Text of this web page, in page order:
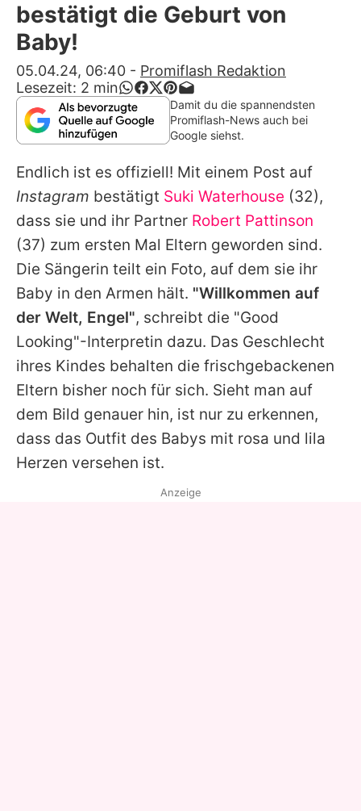
App runterladen
Team
Redaktionelle Richtlinien
Impressum
Datenschutzerklärung
Nutzungsbedingungen
Utiq verwalten
bestätigt die Geburt von
Baby!
05.04.24, 06:40 - Promiflash Redaktion
Lesezeit: 2 min
Damit du die spannendsten
Promiflash-News auch bei
Google siehst.
Endlich ist es offiziell! Mit einem Post auf
Instagram bestätigt Suki Waterhouse (32),
dass sie und ihr Partner Robert Pattinson
(37) zum ersten Mal Eltern geworden sind.
Die Sängerin teilt ein Foto, auf dem sie ihr
Baby in den Armen hält. "Willkommen auf
der Welt, Engel", schreibt die "Good
Looking"-Interpretin dazu. Das Geschlecht
ihres Kindes behalten die frischgebackenen
Eltern bisher noch für sich. Sieht man auf
dem Bild genauer hin, ist nur zu erkennen,
dass das Outfit des Babys mit rosa und lila
Herzen versehen ist.
Anzeige